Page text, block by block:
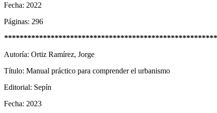
Fecha: 2022
Páginas: 296
Autoría: Ortiz Ramírez, Jorge
Título: Manual práctico para comprender el urbanismo
Editorial: Sepín
Fecha: 2023